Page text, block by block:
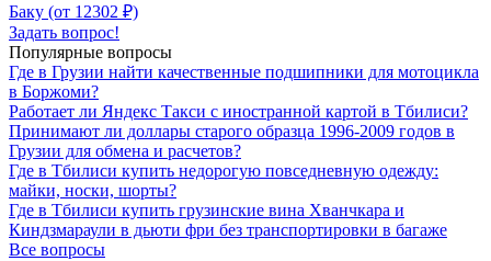
Баку (от 12302 ₽)
Задать вопрос!
Популярные вопросы
Где в Грузии найти качественные подшипники для мотоцикла
в Боржоми?
Работает ли Яндекс Такси с иностранной картой в Тбилиси?
Принимают ли доллары старого образца 1996-2009 годов в
Грузии для обмена и расчетов?
Где в Тбилиси купить недорогую повседневную одежду:
майки, носки, шорты?
Где в Тбилиси купить грузинские вина Хванчкара и
Киндзмараули в дьюти фри без транспортировки в багаже
Все вопросы